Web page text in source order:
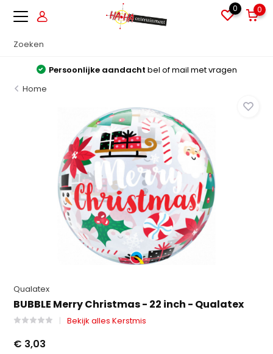
0 0
Persoonlijke aandacht bel of mail met vragen
Home
Qualatex
BUBBLE Merry Christmas - 22 inch - Qualatex
Bekijk alles Kerstmis
€ 3,03